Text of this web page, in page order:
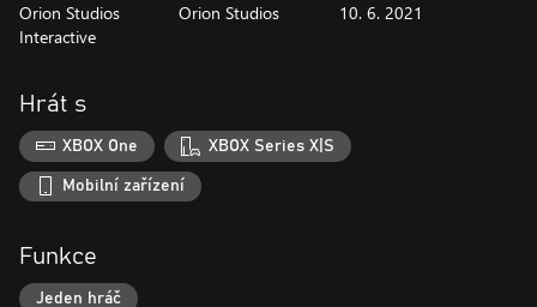
Orion Studios
Interactive
Orion Studios 10. 6. 2021
Hrát s
XBOX One XBOX Series X|S
Mobilní zařízení
Funkce
Jeden hráč